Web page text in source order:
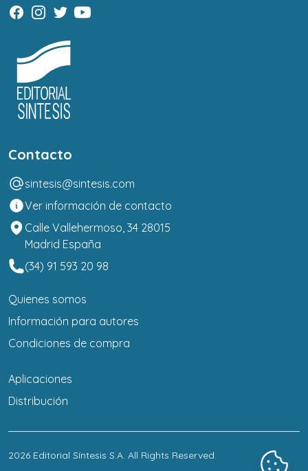
Contacto
sintesis@sintesis.com
Ver información de contacto
Calle Vallehermoso, 34 28015
Madrid España
(34) 91 593 20 98
Quienes somos
Información para autores
Condiciones de compra
Aplicaciones
Distribución
2026 Editorial Síntesis S.A. All Rights Reserved.